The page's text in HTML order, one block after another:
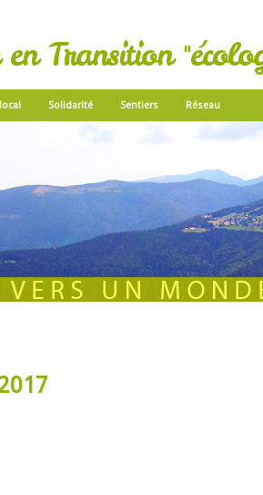
Transition
Solidarité Sentiers Réseau